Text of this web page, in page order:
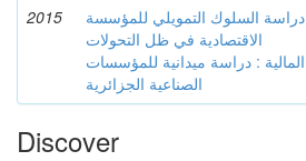
2015
دراسة السلوك التمويلي للمؤسسة
الاقتصادية في ظل التحولات
المالية : دراسة ميدانية للمؤسسات
الصناعية الجزائرية
Discover